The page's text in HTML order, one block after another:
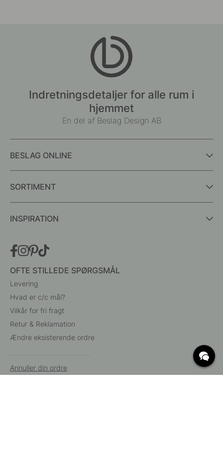
Indretningsdetaljer for alle rum i
hjemmet
En del af Beslag Design AB
BESLAG ONLINE
SORTIMENT
INSPIRATION
OFTE STILLEDE SPØRGSMÅL
Levering
Hvad er c/c mål?
Vilkår for fri fragt
Retur & Reklamation
Ændre eksisterende ordre
Annuller din ordre